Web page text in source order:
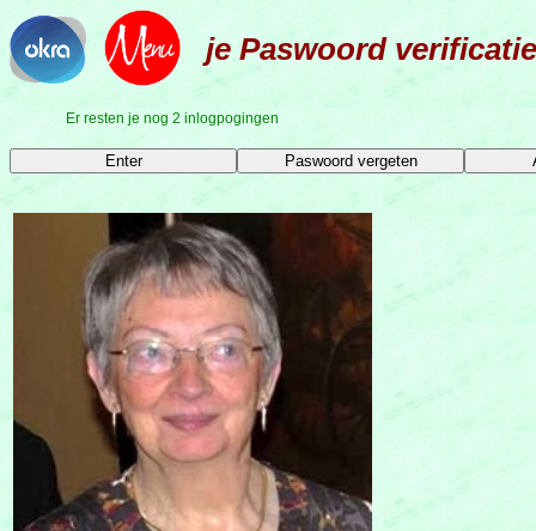
je Paswoord
Er resten je nog 2 inlogpogingen